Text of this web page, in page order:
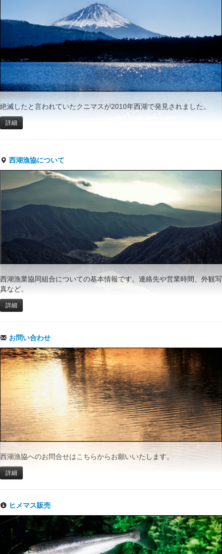
絶滅したと言われていたクニマスが2010年西湖で発見されました。
詳細
西湖漁協について
西湖漁業協同組合についての基本情報です。連絡先や営業時間、外観写
真など。
詳細
お問い合わせ
西湖漁協へのお問合せはこちらからお願いいたします。
詳細
ヒメマス販売